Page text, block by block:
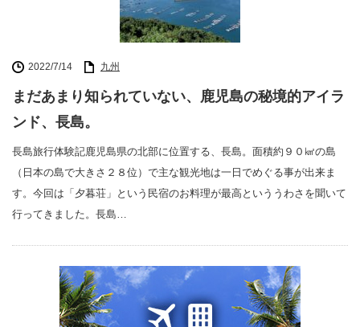
2022/7/14 九州
まだあまり知られていない、鹿児島の秘境的アイラ
ンド、長島。
長島旅行体験記鹿児島県の北部に位置する、長島。面積約９０㎢の島
（日本の島で大きさ２８位）で主な観光地は一日でめぐる事が出来ま
す。今回は「夕暮荘」という民宿のお料理が最高といううわさを聞いて
行ってきました。長島…